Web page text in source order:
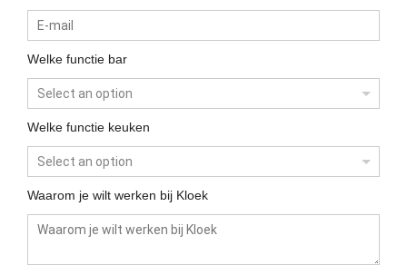
Welke functie bar
Welke functie keuken
Waarom je wilt werken bij Kloek